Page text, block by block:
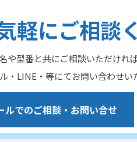
軽にご相談
や型番と共にご相談いただけれ
・LINE・等にてお問い合わせい
ルでのご相談 ・お問い合せ